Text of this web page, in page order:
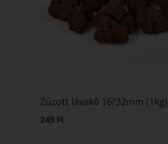
Zúzott lávakő 16/32mm (1kg)
249 Ft